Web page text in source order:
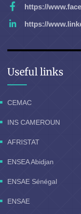
https://
https://
Useful links
CEMAC
INS CAMEROUN
AFRISTAT
ENSEA Abidjan
ENSAE Sénégal
ENSAE